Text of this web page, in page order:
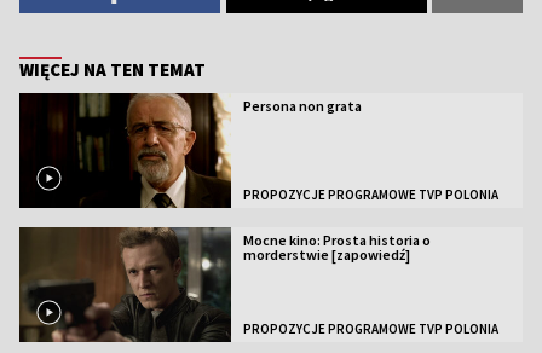
WIĘCEJ NA TEN TEMAT
Persona non grata
PROPOZYCJE PROGRAMOWE TVP POLONIA
Mocne kino: Prosta historia o
morderstwie [zapowiedź]
PROPOZYCJE PROGRAMOWE TVP POLONIA